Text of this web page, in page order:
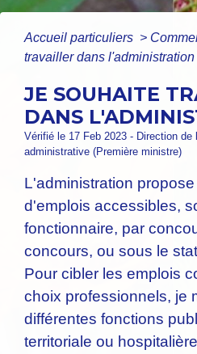
Accueil particuliers >
travailler dans l'administration
JE SOUHAITE
DANS
Vérifié le 17 Feb 2023 - Direction de
administrative (Première ministre)
L'administration
d'emplois accessibles,
fonctionnaire, par
concours, ou sous le
Pour cibler les emplois
choix professionnels, je
différentes fonctions
territoriale ou